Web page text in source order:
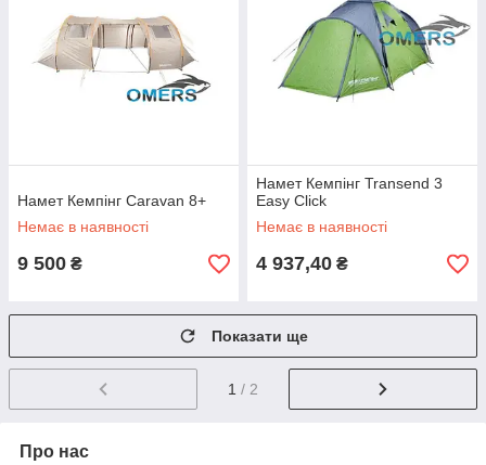
Намет Кемпінг Caravan 8+
Немає в наявності
9 500 ₴
Намет Кемпінг Transend 3
Easy Click
Немає в наявності
4 937,40 ₴
Показати ще
1 / 2
Про нас